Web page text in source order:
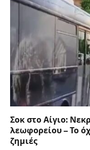
Σοκ στο Αίγιο:
λεωφορείου – Το
ζημιές